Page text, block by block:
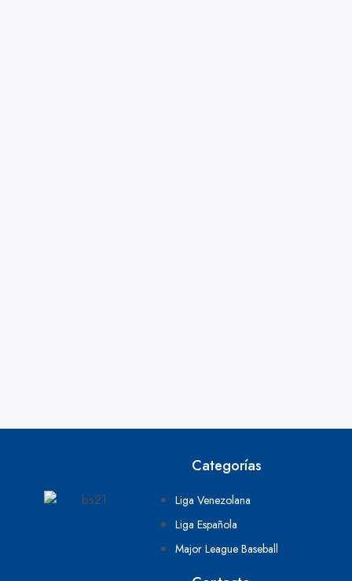
Categorías
Liga Venezolana
Liga Española
Major League Baseball